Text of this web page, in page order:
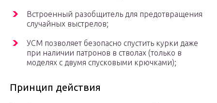
Встроенный разобщитель для предотвращения
случайных выстрелов;
УСМ позволяет безопасно спустить курки даже
при наличии патронов в стволах (только в
моделях с двумя спусковыми крючками);
Принцип действия